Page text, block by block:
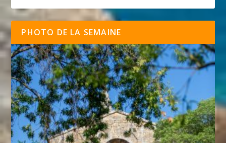
PHOTO DE LA SEMAINE